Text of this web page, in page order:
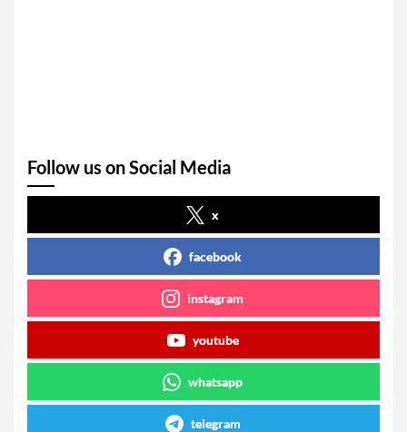
Follow us on Social Media
x
facebook
instagram
youtube
whatsapp
telegram